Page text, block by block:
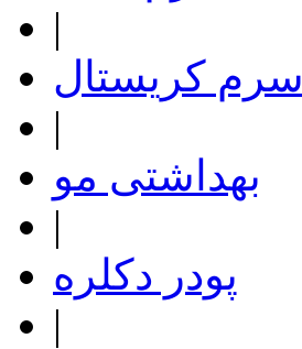
|
سرم کریستال
|
بهداشتی مو
|
پودر دکلره
|